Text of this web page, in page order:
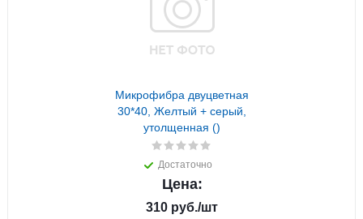
Микрофибра двуцветная
30*40, Желтый + серый,
утолщенная ()
Достаточно
Цена:
310 руб./шт